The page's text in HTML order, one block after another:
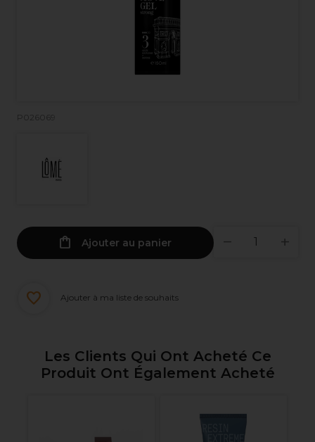
P026069
Ajouter au panier
Ajouter à ma liste de souhaits
Les Clients Qui Ont Acheté Ce
Produit Ont Également Acheté